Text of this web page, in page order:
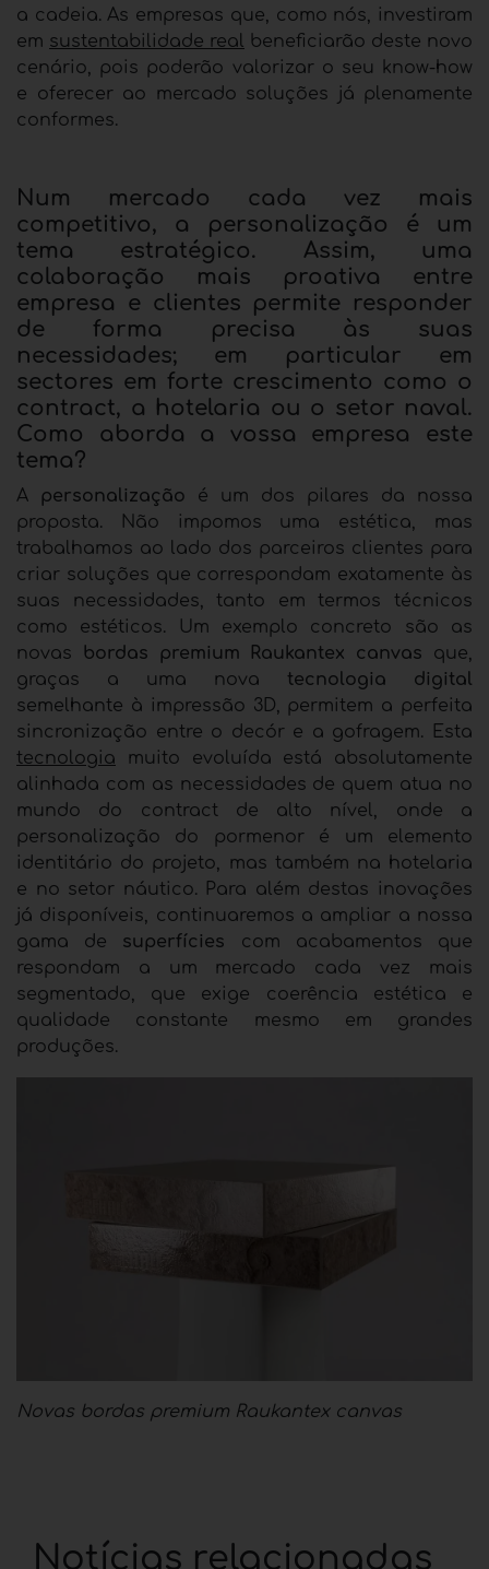
a cadeia. As empresas que, como nós, investiram
em sustentabilidade real beneficiarão deste novo
cenário, pois poderão valorizar o seu know-how
e oferecer ao mercado soluções já plenamente
conformes.
Num mercado cada vez mais
competitivo, a personalização é um
tema estratégico. Assim, uma
colaboração mais proativa entre
empresa e clientes permite responder
de forma precisa às suas
necessidades; em particular em
sectores em forte crescimento como o
contract, a hotelaria ou o setor naval.
Como aborda a vossa empresa este
tema?
A personalização é um dos pilares da nossa
proposta. Não impomos uma estética, mas
trabalhamos ao lado dos parceiros clientes para
criar soluções que correspondam exatamente às
suas necessidades, tanto em termos técnicos
como estéticos. Um exemplo concreto são as
novas bordas premium Raukantex canvas que,
graças a uma nova tecnologia digital
semelhante à impressão 3D, permitem a perfeita
sincronização entre o decór e a gofragem. Esta
tecnologia muito evoluída está absolutamente
alinhada com as necessidades de quem atua no
mundo do contract de alto nível, onde a
personalização do pormenor é um elemento
identitário do projeto, mas também na hotelaria
e no setor náutico. Para além destas inovações
já disponíveis, continuaremos a ampliar a nossa
gama de superfícies com acabamentos que
respondam a um mercado cada vez mais
segmentado, que exige coerência estética e
qualidade constante mesmo em grandes
produções.
Novas bordas premium Raukantex canvas
Notícias relacionadas